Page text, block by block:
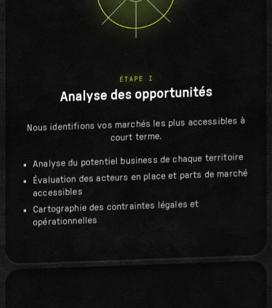
ÉTAPE I
Analyse des opportunités
Nous identifions vos marchés les plus accessibles à
court terme.
Analyse du potentiel business de chaque territoire
Évaluation des acteurs en place et parts de marché
accessibles
Cartographie des contraintes légales et
opérationnelles